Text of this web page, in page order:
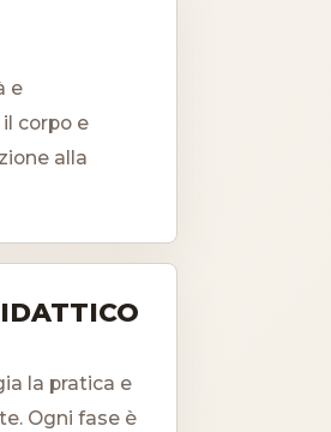
e
corpo e
alla
la pratica e
Ogni fase è